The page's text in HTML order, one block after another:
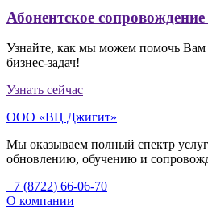
Абонентское
Узнайте, как мы можем помочь
бизнес-задач!
Узнать сейчас
ООО «ВЦ Джигит»
Мы оказываем полный спектр
обновлению, обучению и
+7 (8722) 66-06-70
О компании